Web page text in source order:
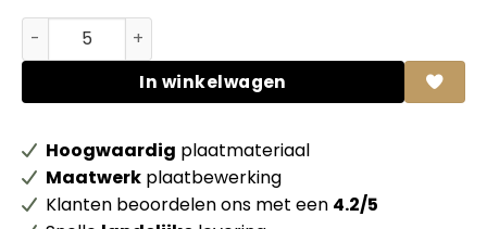
Bamboe massief Density Caramel 1-laags / BP-DT450
In winkelwagen
Hoogwaardig plaatmateriaal
Maatwerk plaatbewerking
Klanten beoordelen ons met een 4.2/5